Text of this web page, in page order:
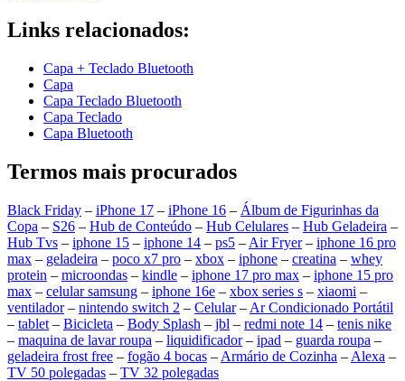
Links relacionados:
Capa + Teclado Bluetooth
Capa
Capa Teclado Bluetooth
Capa Teclado
Capa Bluetooth
Termos mais procurados
Black Friday – iPhone 17 – iPhone 16 – Álbum de Figurinhas da
Copa – S26 – Hub de Conteúdo – Hub Celulares – Hub Geladeira –
Hub Tvs – iphone 15 – iphone 14 – ps5 – Air Fryer– iphone 16 pro
max – geladeira – poco x7 pro – xbox – iphone – creatina – whey
protein – microondas – kindle – iphone 17 pro max – iphone 15 pro
max – celular samsung – iphone 16e – xbox series s – xiaomi –
ventilador– nintendo switch 2 – Celular– Ar Condicionado Portátil
– tablet – Bicicleta – Body Splash – jbl – redmi note 14 – tenis nike
– maquina de lavar roupa – liquidificador– ipad – guarda roupa –
geladeira frost free – fogão 4 bocas – Armário de Cozinha – Alexa –
TV 50 polegadas – TV 32 polegadas